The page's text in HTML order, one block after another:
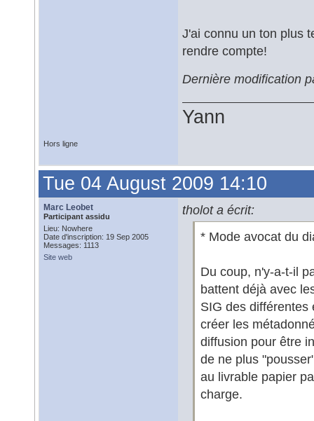
J'ai connu un ton plus
rendre compte!
Dernière modification
Yann
Hors ligne
Tue 04 August 2009 14:10
Marc Leobet
Participant assidu
Lieu: Nowhere
Date d'inscription: 19 Sep 2005
Messages: 1113
Site web
tholot a écrit:
* Mode avocat du
Du coup, n'y-a-t-il
battent déjà avec
SIG des différentes
créer les
diffusion pour être
de ne plus
au livrable papier
charge.